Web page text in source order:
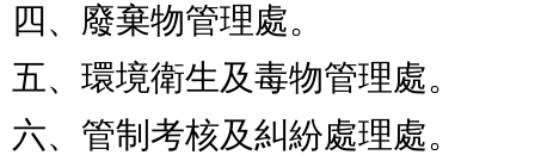
四、廢棄物管理處。
五、環境衛生及毒物管理處。
六、管制考核及糾紛處理處。